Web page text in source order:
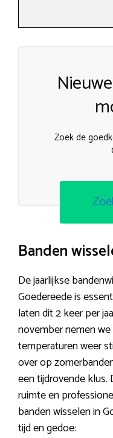
Zoek de
Banden
De jaarlijkse
Goedereede is
laten dit 2 keer per
november nemen
temperaturen weer
over op
een tijdrovende
ruimte en
banden wisselen in
tijd en gedoe: